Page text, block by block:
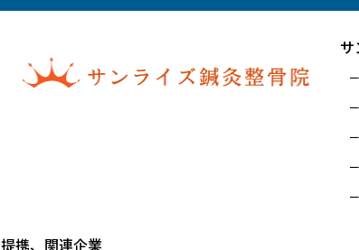
サ
提携、関連企業